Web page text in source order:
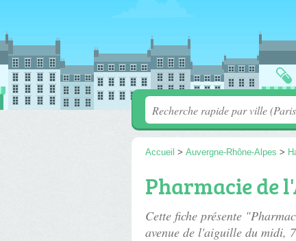
Accueil > Auvergne-Rhône-Alpes >
Pharmacie de
Cette fiche présente
avenue de l'aiguille du midi,